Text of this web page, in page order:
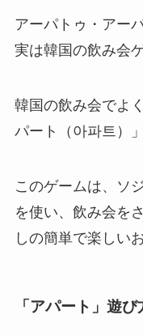
アーパトゥ・アー
実は韓国の飲み会
韓国の飲み会でよ
パート（아파트）
このゲームは、ソ
を使い、飲み会を
しの簡単で楽しい
「アパート」 遊び